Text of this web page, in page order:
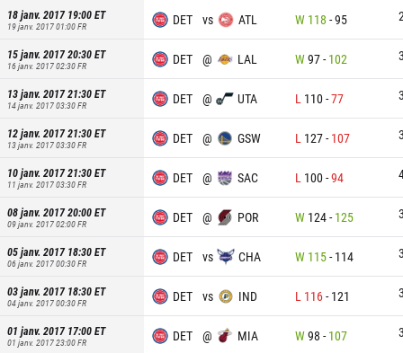
18 janv. 2017 19:00ET
19 janv. 2017 01:00FR DET vs ATL W 118 -95
15 janv. 2017 20:30ET
16 janv. 2017 02:30FR DET @ LAL W97- 102
13 janv. 2017 21:30ET
14 janv. 2017 03:30FR DET @ UTA L 110-77
12 janv. 2017 21:30ET
13 janv. 2017 03:30FR DET @ GSW L 127- 107
10 janv. 2017 21:30ET
11 janv. 2017 03:30FR DET @ SAC L 100-94
08 janv. 2017 20:00ET
09 janv. 2017 02:00FR DET @ POR W 124- 125
05 janv. 2017 18:30ET
06 janv. 2017 00:30FR DET vs CHA W 115- 114
03 janv. 2017 18:30ET
04 janv. 2017 00:30FR DET vs IND L 116- 121
01 janv. 2017 17:00ET
01 janv. 2017 23:00FR DET @ MIA W98 - 107